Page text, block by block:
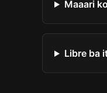
Maaari
Libre ba